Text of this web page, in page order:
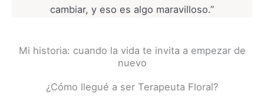
cambiar, y eso es algo maravilloso.”
Mi historia: cuando la vida te invita a empezar de
nuevo
¿Cómo llegué a ser Terapeuta Floral?